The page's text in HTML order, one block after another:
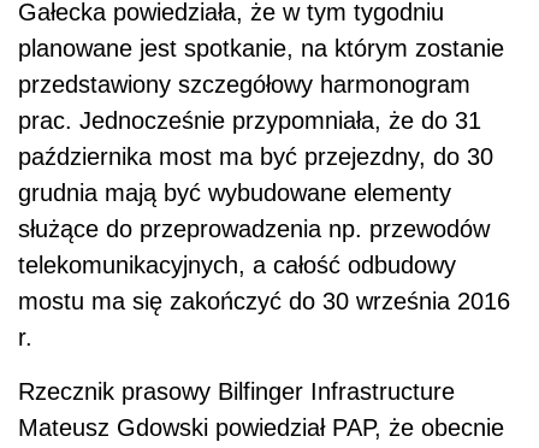
Gałecka powiedziała, że w tym tygodniu
planowane jest spotkanie, na którym zostanie
przedstawiony szczegółowy harmonogram
prac. Jednocześnie przypomniała, że do 31
października most ma być przejezdny, do 30
grudnia mają być wybudowane elementy
służące do przeprowadzenia np. przewodów
telekomunikacyjnych, a całość odbudowy
mostu ma się zakończyć do 30 września 2016
r.
Rzecznik prasowy Bilfinger Infrastructure
Mateusz Gdowski powiedział PAP, że obecnie